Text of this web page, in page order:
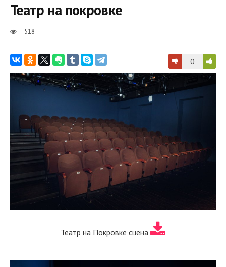
Театр на покровке
518
0
Театр на Покровке сцена